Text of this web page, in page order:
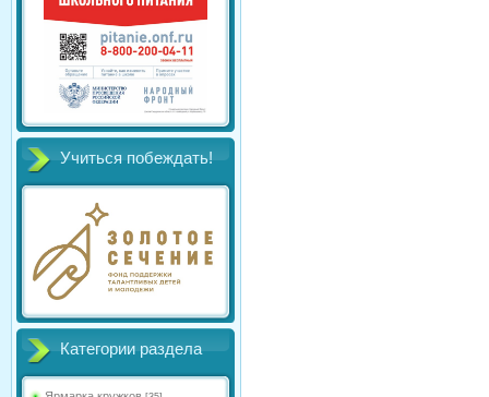
Учиться побеждать!
Категории раздела